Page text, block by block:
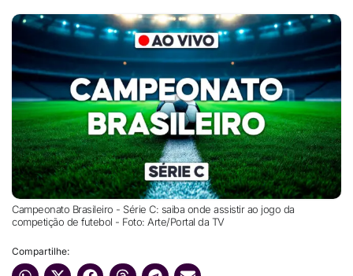
Campeonato Brasileiro - Série C: saiba onde assistir ao jogo da
competição de futebol - Foto: Arte/Portal da TV
Compartilhe: